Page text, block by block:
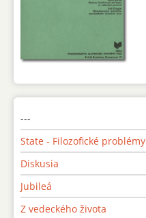
---
State - Filozofické
Diskusia
Jubileá
Z vedeckého života